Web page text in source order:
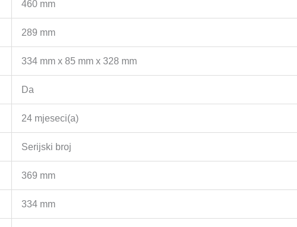
460 mm
289 mm
334 mm x 85 mm x 328 mm
Da
24 mjeseci(a)
Serijski broj
369 mm
334 mm